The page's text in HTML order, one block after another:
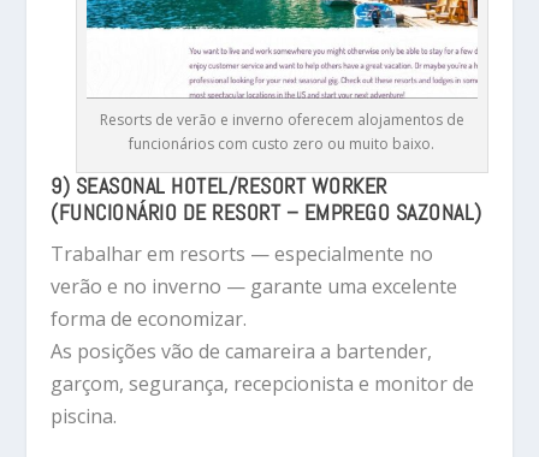
Resorts de verão e inverno oferecem alojamentos de
funcionários com custo zero ou muito baixo.
9) SEASONAL HOTEL/RESORT WORKER
(FUNCIONÁRIO DE RESORT – EMPREGO SAZONAL)
Trabalhar em resorts — especialmente no
verão e no inverno — garante uma excelente
forma de economizar.
As posições vão de camareira a bartender,
garçom, segurança, recepcionista e monitor de
piscina.